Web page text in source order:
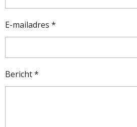
E-mailadres *
Bericht *